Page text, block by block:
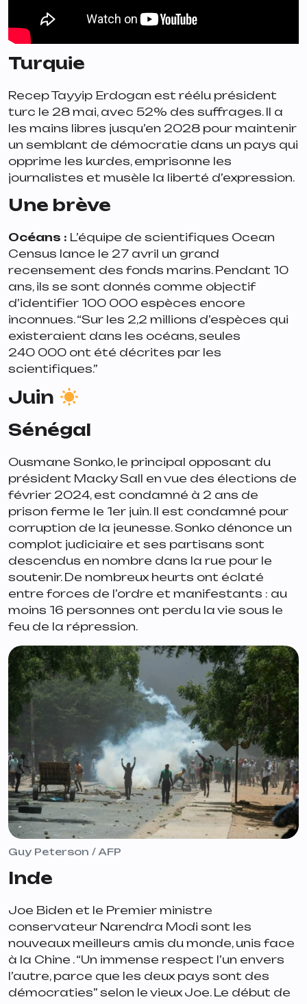
Turquie
Recep Tayyip Erdogan est réélu président
turc le 28 mai, avec 52% des suffrages. Il a
les mains libres jusqu’en 2028 pour maintenir
un semblant de démocratie dans un pays qui
opprime les kurdes, emprisonne les
journalistes et musèle la liberté d’expression.
Une brève
Océans : L’équipe de scientifiques Ocean
Census lance le 27 avril un grand
recensement des fonds marins. Pendant 10
ans, ils se sont donnés comme objectif
d’identifier 100 000 espèces encore
inconnues. “Sur les 2,2 millions d’espèces qui
existeraient dans les océans, seules
240 000 ont été décrites par les
scientifiques.”
Juin
Sénégal
Ousmane Sonko, le principal opposant du
président Macky Sall en vue des élections de
février 2024, est condamné à 2 ans de
prison ferme le 1er juin. Il est condamné pour
corruption de la jeunesse. Sonko dénonce un
complot judiciaire et ses partisans sont
descendus en nombre dans la rue pour le
soutenir. De nombreux heurts ont éclaté
entre forces de l’ordre et manifestants : au
moins 16 personnes ont perdu la vie sous le
feu de la répression.
Guy Peterson / AFP
Inde
Joe Biden et le Premier ministre
conservateur Narendra Modi sont les
nouveaux meilleurs amis du monde, unis face
à la Chine . “Un immense respect l’un envers
l’autre, parce que les deux pays sont des
démocraties” selon le vieux Joe. Le début de